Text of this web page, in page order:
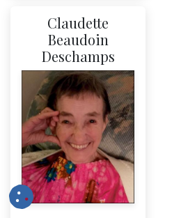
Claudette
Beaudoin
Deschamps